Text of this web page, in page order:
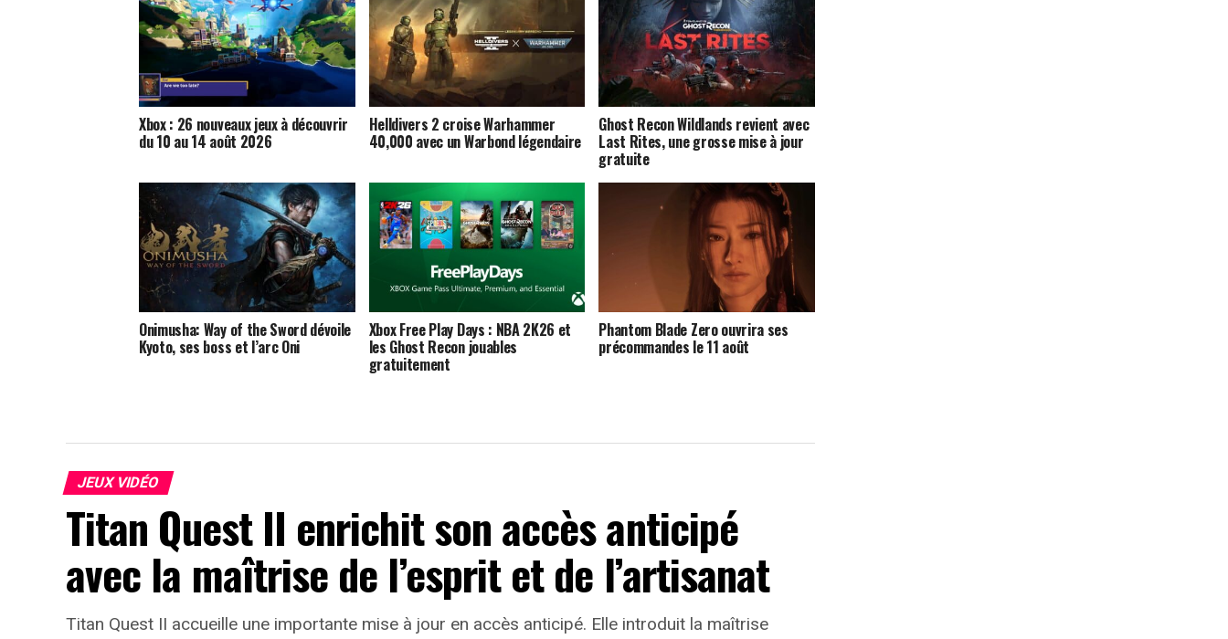
Xbox : 26 nouveaux jeux à découvrir
du 10 au 14 août 2026
Helldivers 2 croise Warhammer
40,000 avec un Warbond légendaire
Ghost Recon Wildlands revient avec
Last Rites, une grosse mise à jour
gratuite
Onimusha: Way of the Sword dévoile
Kyoto, ses boss et l’arc Oni
Xbox Free Play Days : NBA 2K26 et
les Ghost Recon jouables
gratuitement
Phantom Blade Zero ouvrira ses
précommandes le 11 août
JEUX VIDÉO
Titan Quest II enrichit son accès anticipé
avec la maîtrise de l’esprit et de l’artisanat
Titan Quest II accueille une importante mise à jour en accès anticipé. Elle introduit la maîtrise